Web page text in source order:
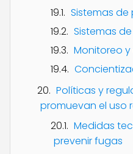
Sistemas
Sistemas
Monitoreo
Políticas y
promuevan el uso
Medidas
prevenir fugas